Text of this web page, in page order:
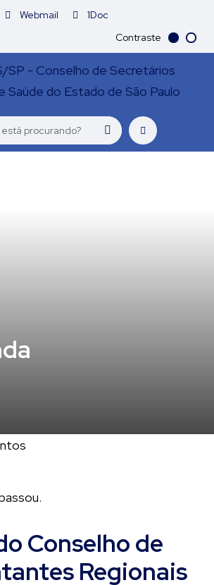
Webmail
1Doc
Contraste
Conselho de
Regionais